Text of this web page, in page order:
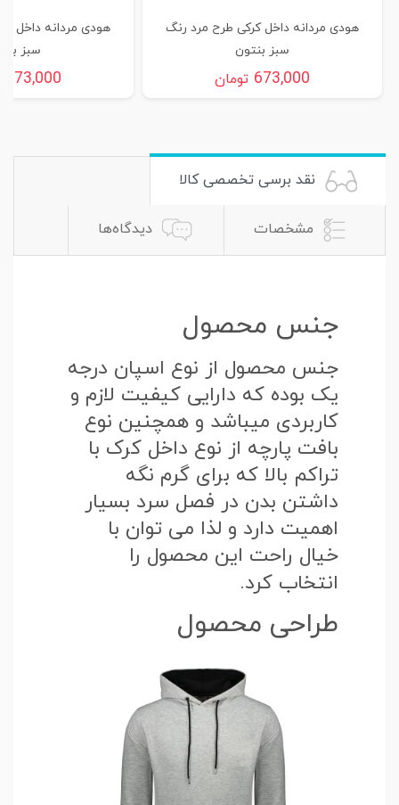
هودی مردانه داخل کرکی طرح مرد رنگ
سبز بنتون
673,000 تومان
هودی مردانه داخل
سبز
673,000
نقد برسی تخصصی کالا
مشخصات دیدگاه‌ها
جنس محصول
جنس محصول از نوع اسپان درجه
یک بوده که دارایی کیفیت لازم و
کاربردی میباشد و همچنین نوع
بافت پارچه از نوع داخل کرک با
تراکم بالا که برای گرم نگه
داشتن بدن در فصل سرد بسیار
اهمیت دارد و لذا می توان با
خیال راحت این محصول را
انتخاب کرد.
طراحی محصول